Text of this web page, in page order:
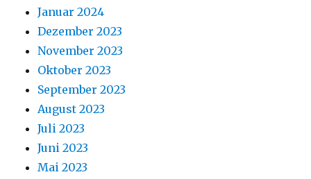
Januar 2024
Dezember 2023
November 2023
Oktober 2023
September 2023
August 2023
Juli 2023
Juni 2023
Mai 2023